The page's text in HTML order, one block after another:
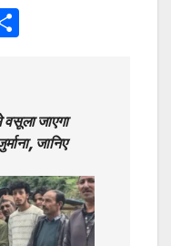
eजाएगा
जानिए